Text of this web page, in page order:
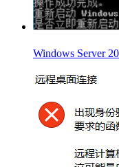
Windows Server